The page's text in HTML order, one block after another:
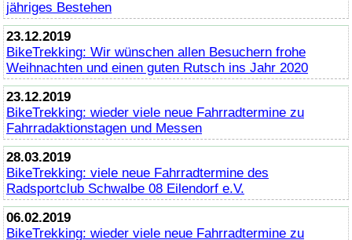
jähriges Bestehen
23.12.2019
BikeTrekking: Wir wünschen allen Besuchern frohe
Weihnachten und einen guten Rutsch ins Jahr 2020
23.12.2019
BikeTrekking: wieder viele neue Fahrradtermine zu
Fahrradaktionstagen und Messen
28.03.2019
BikeTrekking: viele neue Fahrradtermine des
Radsportclub Schwalbe 08 Eilendorf e.V.
06.02.2019
BikeTrekking: wieder viele neue Fahrradtermine zu